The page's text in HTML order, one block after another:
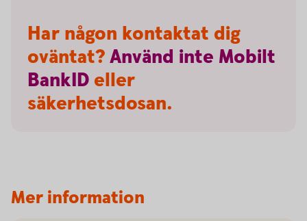
Har någon kontaktat dig
oväntat?Använd inte Mobilt
BankID eller
säkerhetsdosan.
Mer information